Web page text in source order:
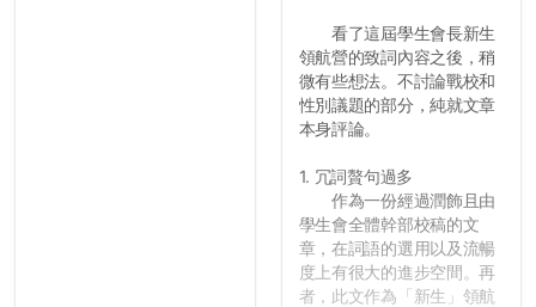
看了這屆學生會長新生
領航營的致詞內容之後，稍
微有些想法。不討論戰校和
性別議題的部分，純就文章
本身評論。
1. 冗詞贅句過多
作為一份經過潤飾且由
學生會全體幹部校稿的文
章，在詞語的選用以及流暢
度上有很大的進步空間。再
者，此文作為「新生」領航